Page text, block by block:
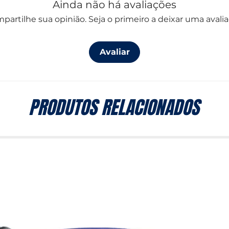
Ainda não há avaliações
sua opinião. Seja o primeiro a deixar uma
Avaliar
PRODUTOS RELACIONADOS